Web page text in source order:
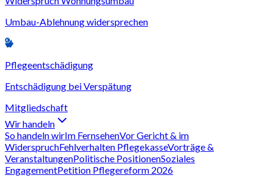
Umbau-Ablehnung widersprechen
Pflegeentschädigung
Entschädigung bei Verspätung
Mitgliedschaft
Wir handeln
So handeln wirIm FernsehenVor Gericht & im
WiderspruchFehlverhalten PflegekasseVorträge &
VeranstaltungenPolitische PositionenSoziales
EngagementPetition Pflegereform 2026